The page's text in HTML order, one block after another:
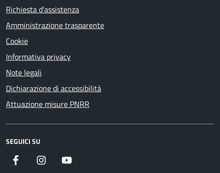
Richiesta d'assistenza
Amministrazione trasparente
Cookie
Informativa privacy
Note legali
Dichiarazione di accessibilità
Attuazione misure PNRR
SEGUICI SU
Facebook Instagram